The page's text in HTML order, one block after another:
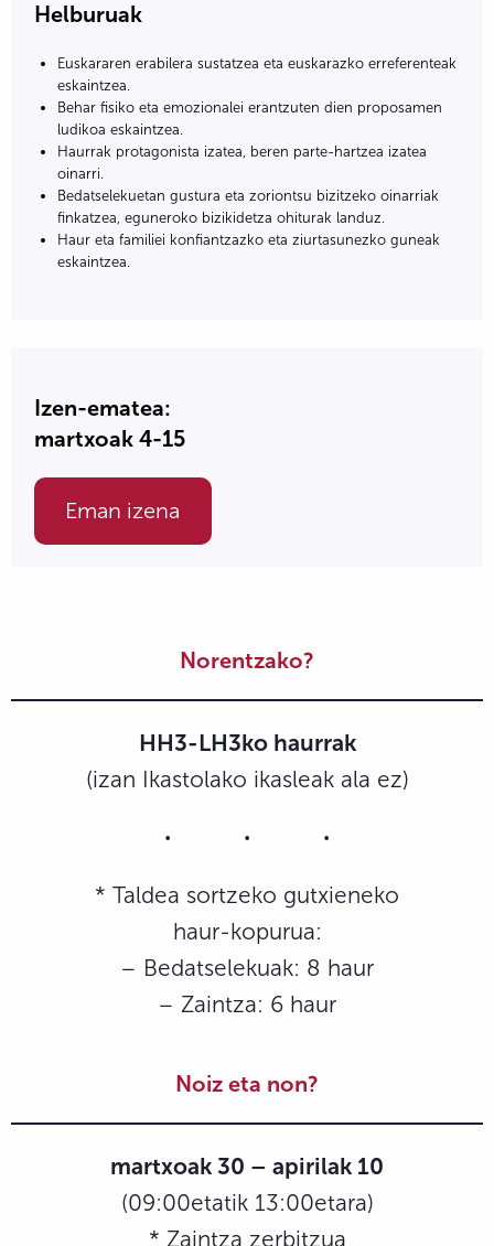
Helburuak
Euskararen erabilera sustatzea eta euskarazko erreferenteak
eskaintzea.
Behar fisiko eta emozionalei erantzuten dien proposamen
ludikoa eskaintzea.
Haurrak protagonista izatea, beren parte-hartzea izatea
oinarri.
Bedatselekuetan gustura eta zoriontsu bizitzeko oinarriak
finkatzea, eguneroko bizikidetza ohiturak landuz.
Haur eta familiei konfiantzazko eta ziurtasunezko guneak
eskaintzea.
Izen-ematea:
martxoak 4-15
Eman izena
Norentzako?
HH3-LH3ko haurrak
(izan Ikastolako ikasleak ala ez)
* Taldea sortzeko gutxieneko
haur-kopurua:
– Bedatselekuak: 8 haur
– Zaintza: 6 haur
Noiz eta non?
martxoak 30 – apirilak 10
(09:00etatik 13:00etara)
* Zaintza zerbitzua